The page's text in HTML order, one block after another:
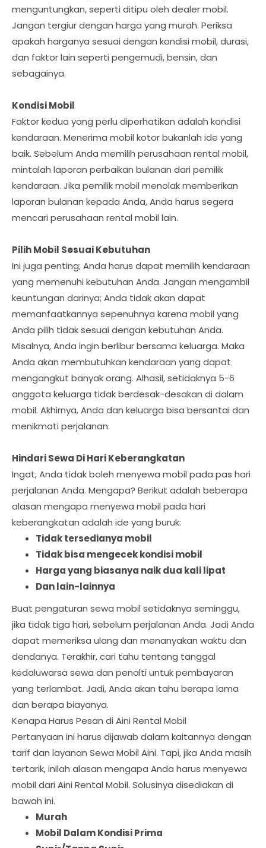
menguntungkan, seperti ditipu oleh dealer mobil.
Jangan tergiur dengan harga yang murah. Periksa
apakah harganya sesuai dengan kondisi mobil, durasi,
dan faktor lain seperti pengemudi, bensin, dan
sebagainya.
Kondisi Mobil
Faktor kedua yang perlu diperhatikan adalah kondisi
kendaraan. Menerima mobil kotor bukanlah ide yang
baik. Sebelum Anda memilih perusahaan rental mobil,
mintalah laporan perbaikan bulanan dari pemilik
kendaraan. Jika pemilik mobil menolak memberikan
laporan bulanan kepada Anda, Anda harus segera
mencari perusahaan rental mobil lain.
Pilih Mobil Sesuai Kebutuhan
Ini juga penting; Anda harus dapat memilih kendaraan
yang memenuhi kebutuhan Anda. Jangan mengambil
keuntungan darinya; Anda tidak akan dapat
memanfaatkannya sepenuhnya karena mobil yang
Anda pilih tidak sesuai dengan kebutuhan Anda.
Misalnya, Anda ingin berlibur bersama keluarga. Maka
Anda akan membutuhkan kendaraan yang dapat
mengangkut banyak orang. Alhasil, setidaknya 5-6
anggota keluarga tidak berdesak-desakan di dalam
mobil. Akhirnya, Anda dan keluarga bisa bersantai dan
menikmati perjalanan.
Hindari Sewa Di Hari Keberangkatan
Ingat, Anda tidak boleh menyewa mobil pada pas hari
perjalanan Anda. Mengapa? Berikut adalah beberapa
alasan mengapa menyewa mobil pada hari
keberangkatan adalah ide yang buruk:
Tidak tersedianya mobil
Tidak bisa mengecek kondisi mobil
Harga yang biasanya naik dua kali lipat
Dan lain-lainnya
Buat pengaturan sewa mobil setidaknya seminggu,
jika tidak tiga hari, sebelum perjalanan Anda. Jadi Anda
dapat memeriksa ulang dan menanyakan waktu dan
dendanya. Terakhir, cari tahu tentang tanggal
kedaluwarsa sewa dan penalti untuk pembayaran
yang terlambat. Jadi, Anda akan tahu berapa lama
dan berapa biayanya.
Kenapa Harus Pesan di Aini Rental Mobil
Pertanyaan ini harus dijawab dalam kaitannya dengan
tarif dan layanan Sewa Mobil Aini. Tapi, jika Anda masih
tertarik, inilah alasan mengapa Anda harus menyewa
mobil dari Aini Rental Mobil. Solusinya disediakan di
bawah ini.
Murah
Mobil Dalam Kondisi Prima